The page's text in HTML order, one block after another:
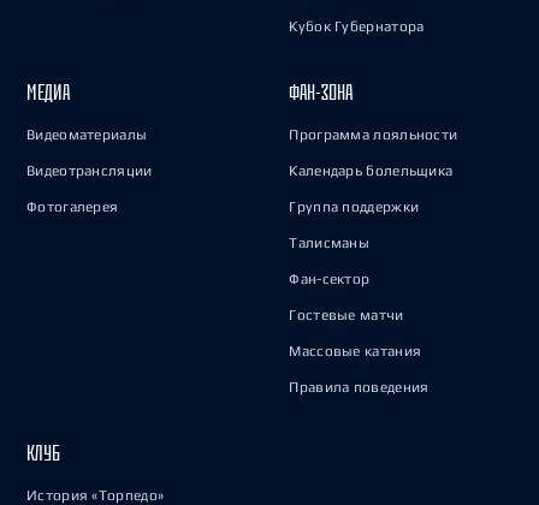
Кубок Губернатора
МЕДИА
Видеоматериалы
Видеотрансляции
Фотогалерея
ФАН-ЗОНА
Программа лояльности
Календарь болельщика
Группа поддержки
Талисманы
Фан-сектор
Гостевые матчи
Массовые катания
Правила поведения
КЛУБ
История «Торпедо»